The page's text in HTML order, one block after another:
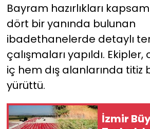
Bayram hazırlıkları
dört bir yanında bulunan
ibadethanelerde detaylı
çalışmaları yapıldı.
iç hem dış alanlarında titiz
yürüttü.
İzmir
YEREL POLİTİKA
YEREL YÖNETİMLER
Yurt